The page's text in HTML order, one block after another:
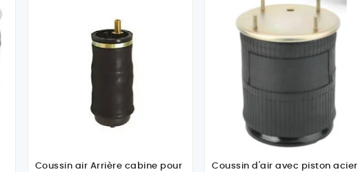
Coussin air Arrière cabine pour
Coussin d'air avec piston acier